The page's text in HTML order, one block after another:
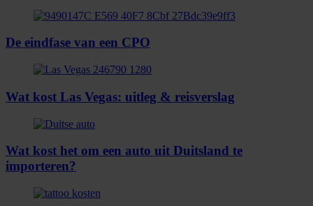
De eindfase van een CPO
Wat kost Las Vegas: uitleg & reisverslag
Wat kost het om een auto uit Duitsland te
importeren?